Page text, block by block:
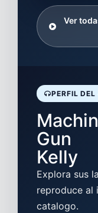
Ver
PERFIL
Gun
Kelly
Explora sus
reproduce al
catalogo.